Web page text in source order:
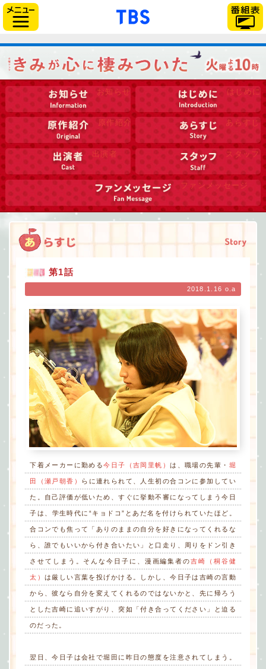
「TBSテレビ」トップページ
お知らせ はじめに
原作紹介 あらすじ
出演者 スタッフ
ファンメッセージ
第1話
2018.1.16 o.a
下着メーカーに勤める今日子（吉岡里帆）は、職場の先輩・ 堀
田（瀬戸朝香） らに連れられて、人生初の合コンに参加してい
た。自己評価が低いため、すぐに挙動不審になってしまう今日
子は、学生時代に“キョドコ”とあだ名を付けられていたほど。
合コンでも焦って「ありのままの自分を好きになってくれるな
ら、誰でもいいから付き合いたい」と口走り、周りをドン引き
させてしまう。そんな今日子に、漫画編集者の吉崎（桐谷健
太） は厳しい言葉を投げかける。しかし、今日子は吉崎の言動
から、彼なら自分を変えてくれるのではないかと、先に帰ろう
とした吉崎に追いすがり、突如「付き合ってください」と迫る
のだった。
翌日、今日子は会社で堀田に昨日の態度を注意されてしまう。